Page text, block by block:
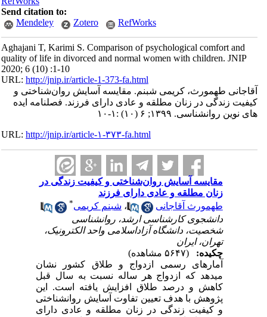
Send citation to:
Mendeley
Zotero RefWorks
Aghajani T, Karimi S. Comparison of psychological comfort and
quality of life in divorced and normal women with children. JNIP
2020; 6 (10) :1-10
URL:http://jnip.ir/article-1-373-fa.html
آقاجانی طهمورث، کریمی شبنم. مقایسه آسایش روان‌شناختی و
کیفیت زندگی در زنان مطلقه و عادی دارای فرزند. فصلنامه ایده
های نوین روانشناسی. ۱۳۹۹; ۶ (۱۰) :۱-۱۰
URL:http://jnip.ir/article-۱-۳۷۳-fa.html
مقایسه آسایش روان‌شناختی و کیفیت زندگی در
زنان مطلقه و عادی دارای فرزند
طهمورث آقاجانی
،شبنم کریمی
دانشجوی کارشناسی ارشد، روانشناسی
شخصیت، دانشگاه آزاداسلامی واحد الکترونیک،
تهران، ایران
چکیده:
آمارهای رسمی ازدواج و طلاق کشور نشان
میدهد که ازدواج هر ساله نسبت به سال قبل
کاهش و درصد طلاق افزایش یافته است. این
پژوهش با هدف تعیین تفاوت آسایش روانشناختی
و کیفیت زندگی در زنان مطلقه و عادی دارای